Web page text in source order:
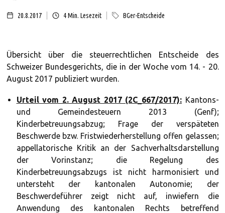
20.8.2017 4Min. Lesezeit BGer-Entscheide
Übersicht über die steuerrechtlichen Entscheide des
Schweizer Bundesgerichts, die in der Woche vom 14. - 20.
August 2017 publiziert wurden.
Urteil vom 2. August 2017 (2C_667/2017): Kantons-
und Gemeindesteuern 2013 (Genf);
Kinderbetreuungsabzug; Frage der verspäteten
Beschwerde bzw. Fristwiederherstellung offen gelassen;
appellatorische Kritik an der Sachverhaltsdarstellung
der Vorinstanz; die Regelung des
Kinderbetreuungsabzugs ist nicht harmonisiert und
untersteht der kantonalen Autonomie; der
Beschwerdeführer zeigt nicht auf, inwiefern die
Anwendung des kantonalen Rechts betreffend